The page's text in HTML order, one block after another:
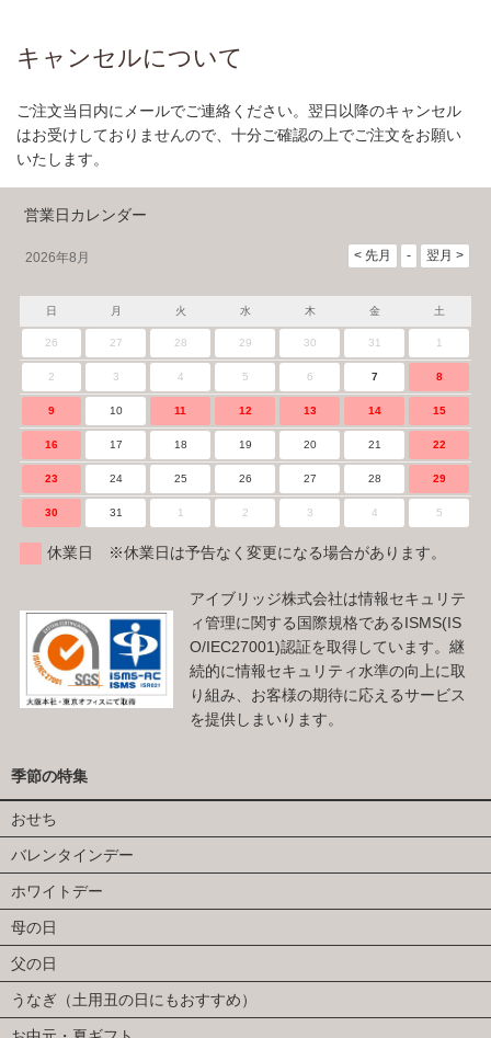
キャンセルについて
ご注文当日内にメールでご連絡ください。翌日以降のキャンセル
はお受けしておりませんので、十分ご確認の上でご注文をお願い
いたします。
営業日カレンダー
2026年8月
日 月 火 水 木 金 土
26 27 28 29 30 31 1
2 3 4 5 6 7 8
9 10 11 12 13 14 15
16 17 18 19 20 21 22
23 24 25 26 27 28 29
30 31 1 2 3 4 5
休業日 ※休業日は予告なく変更になる場合があります。
アイブリッジ株式会社は情報セキュリテ
ィ管理に関する国際規格であるISMS(IS
O/IEC27001)認証を取得しています。継
続的に情報セキュリティ水準の向上に取
り組み、お客様の期待に応えるサービス
を提供しまいります。
季節の特集
おせち
バレンタインデー
ホワイトデー
母の日
父の日
うなぎ（土用丑の日にもおすすめ）